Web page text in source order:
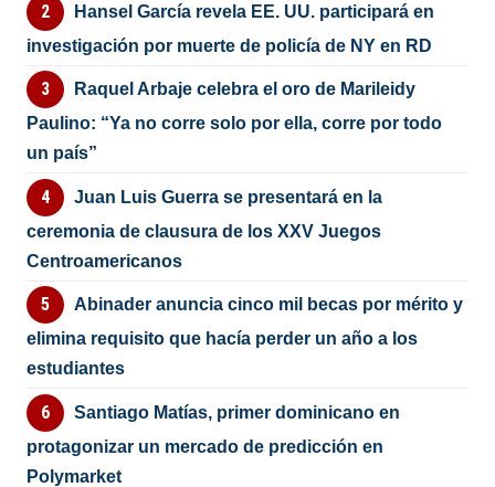
Hansel García revela EE. UU. participará en
investigación por muerte de policía de NY en RD
Raquel Arbaje celebra el oro de Marileidy
Paulino: “Ya no corre solo por ella, corre por todo
un país”
Juan Luis Guerra se presentará en la
ceremonia de clausura de los XXV Juegos
Centroamericanos
Abinader anuncia cinco mil becas por mérito y
elimina requisito que hacía perder un año a los
estudiantes
Santiago Matías, primer dominicano en
protagonizar un mercado de predicción en
Polymarket